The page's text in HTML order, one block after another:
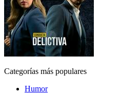
Categorías más populares
Humor